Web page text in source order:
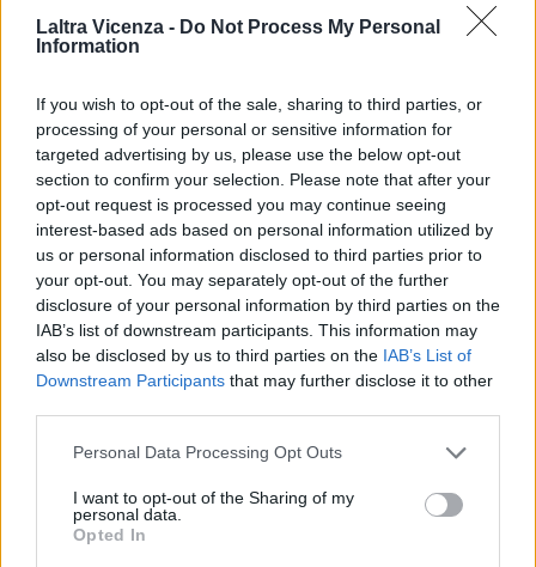
Laltra Vicenza - Do Not Process My Personal
Information
If you wish to opt-out of the sale, sharing to third parties, or
processing of your personal or sensitive information for
targeted advertising by us, please use the below opt-out
section to confirm your selection. Please note that after your
opt-out request is processed you may continue seeing
interest-based ads based on personal information utilized by
us or personal information disclosed to third parties prior to
your opt-out. You may separately opt-out of the further
disclosure of your personal information by third parties on the
IAB’s list of downstream participants. This information may
also be disclosed by us to third parties on the IAB’s List of
Downstream Participants that may further disclose it to other
Personal Data Processing Opt Outs
I want to opt-out of the Sharing of my
personal data.
Opted In
circa 2 km dove la strada si incrocia con la “Ortogonale 1” (c’è una
tabella che indica la posizione) dove noi abbiamo lasciato la
per altri 400 mt fino alla fonte Civillina dove si può trovare posto
per parcheggiare.
La Grande Guerra nel Civillina
Il Monte Civillina, già prima della guerra, faceva parte del sistema
di difesa della viabilità vicino al confine. Per questo scopo, diventò
sede di una batteria da fortezza che avrebbe dovuto proteggere
la Valle dell’Agno da eventuali infiltrazioni nemiche provenienti dal
Passo di Campogrosso.
Durante la Grande Guerra, sulla cima del monte, protetta da
oltre alle postazioni per cannoni, esistevano riserve per le
munizioni, una polveriera, ricoveri per gli artiglieri e per il presidio
della posizione, costituito da alcune compagnie del 6°
Reggimento Artiglieria da Fortezza. La guarnigione di Civillina